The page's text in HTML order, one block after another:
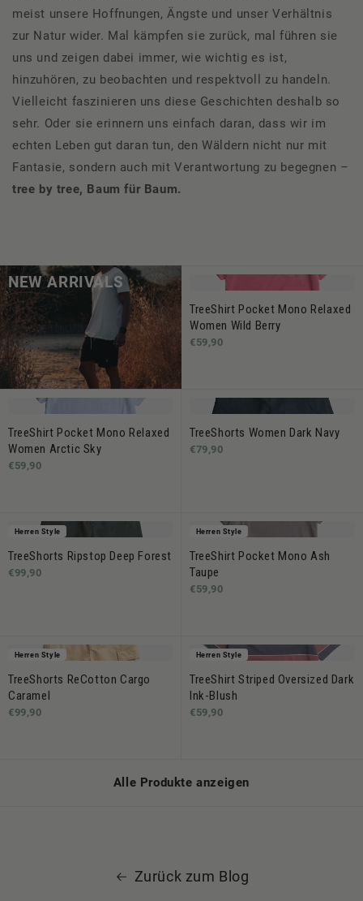
meist unsere Hoffnungen, Ängste und unser Verhältnis
zur Natur wider. Mal kämpfen sie zurück, mal führen sie
uns und zeigen dabei immer, wie wichtig es ist,
hinzuhören, zu beobachten und respektvoll zu handeln.
Vielleicht faszinieren uns diese Geschichten deshalb so
sehr. Oder sie erinnern uns einfach daran, dass wir im
echten Leben gut daran tun, den Wäldern nicht nur mit
Fantasie, sondern auch mit Verantwortung zu begegnen –
tree by tree, Baum für Baum.
NEW ARRIVALS
TreeShirt Pocket Mono Relaxed
Women Wild Berry
€59,90
TreeShirt Pocket Mono Relaxed
Women Arctic Sky
€59,90
TreeShorts Women Dark Navy
€79,90
Herren Style
TreeShorts Ripstop Deep Forest
€99,90
Herren Style
TreeShirt Pocket Mono Ash
Taupe
€59,90
Herren Style
TreeShorts ReCotton Cargo
Caramel
€99,90
Herren Style
TreeShirt Striped Oversized Dark
Ink-Blush
€59,90
Alle Produkte anzeigen
Zurück zum Blog